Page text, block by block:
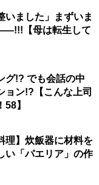
いました」まずいま
【母は転生して
グ!? でも会話の中
ョン!?【こんな上司
58】
理】炊飯器に材料を
い「パエリア」の作